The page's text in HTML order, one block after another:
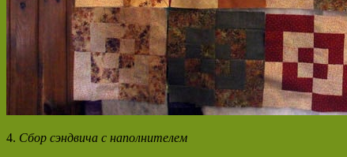
4. Сбор сэндвича с наполнителем